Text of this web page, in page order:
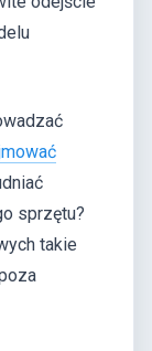
sprzętu?
takie